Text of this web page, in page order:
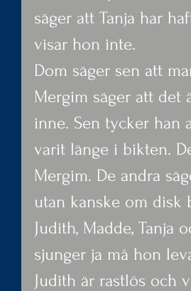
säger att Tanja har
visar hon inte.
Dom säger sen att
Mergim säger att
inne. Sen tycker han
varit länge i bikten.
Mergim. De andra
utan kanske om disk
Judith, Madde, Tanja
sjunger ja må hon
Judith är rastlös och